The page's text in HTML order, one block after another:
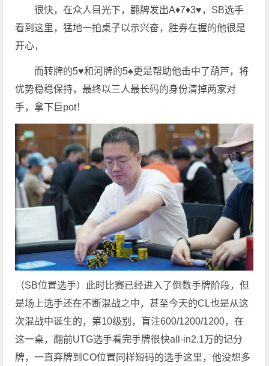
很快，在众人目光下，翻牌发出A♦️7♦️3♥️，SB选手
看到这里，猛地一拍桌子以示兴奋，胜券在握的他很是
开心，
而转牌的5♥️和河牌的5♠️更是帮助他击中了葫芦，将
优势稳稳保持，最终以三人最长码的身份清掉两家对
手，拿下巨pot！
（SB位置选手）此时比赛已经进入了倒数手牌阶段，但
是场上选手还在不断混战之中，甚至今天的CL也是从这
次混战中诞生的，第10级别，盲注600/1200/1200，在
这一桌，翻前UTG选手看完手牌很快all-in2.1万的记分
牌，一直弃牌到CO位置同样短码的选手这里，他没想多